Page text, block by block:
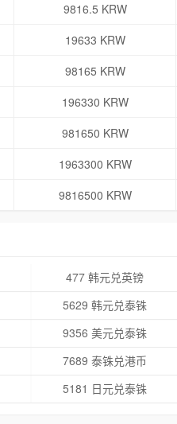
9816.5 KRW
19633 KRW
98165 KRW
196330 KRW
981650 KRW
1963300 KRW
9816500 KRW
477 韩元兑英镑
5629 韩元兑泰铢
9356 美元兑泰铢
7689 泰铢兑港币
5181 日元兑泰铢